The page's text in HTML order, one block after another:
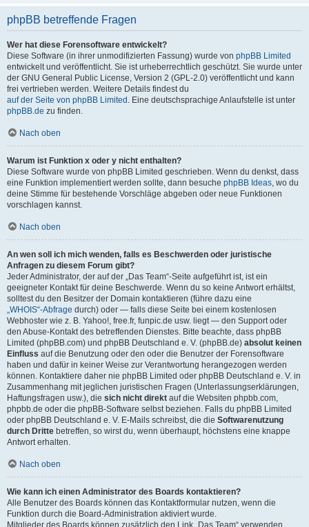
phpBB betreffende Fragen
Wer hat diese Forensoftware entwickelt?
Diese Software (in ihrer unmodifizierten Fassung) wurde von phpBB Limited
entwickelt und veröffentlicht. Sie ist urheberrechtlich geschützt. Sie wurde unter
der GNU General Public License, Version 2 (GPL-2.0) veröffentlicht und kann
frei vertrieben werden. Weitere Details findest du
auf der Seite von phpBB Limited . Eine deutschsprachige Anlaufstelle ist unter
phpBB.de zu finden.
Nach oben
Warum ist Funktion x oder y nicht enthalten?
Diese Software wurde von phpBB Limited geschrieben. Wenn du denkst, dass
eine Funktion implementiert werden sollte, dann besuche phpBB Ideas, wo du
deine Stimme für bestehende Vorschläge abgeben oder neue Funktionen
vorschlagen kannst.
Nach oben
An wen soll ich mich wenden, falls es Beschwerden oder juristische
Anfragen zu diesem Forum gibt?
Jeder Administrator, der auf der „Das Team“-Seite aufgeführt ist, ist ein
geeigneter Kontakt für deine Beschwerde. Wenn du so keine Antwort erhältst,
solltest du den Besitzer der Domain kontaktieren (führe dazu eine
„WHOIS“-Abfrage durch) oder — falls diese Seite bei einem kostenlosen
Webhoster wie z. B. Yahoo!, free.fr, funpic.de usw. liegt — den Support oder
den Abuse-Kontakt des betreffenden Dienstes. Bitte beachte, dass phpBB
Limited (phpBB.com) und phpBB Deutschland e. V. (phpBB.de) absolut keinen
Einfluss auf die Benutzung oder den oder die Benutzer der Forensoftware
haben und dafür in keiner Weise zur Verantwortung herangezogen werden
können. Kontaktiere daher nie phpBB Limited oder phpBB Deutschland e. V. in
Zusammenhang mit jeglichen juristischen Fragen (Unterlassungserklärungen,
Haftungsfragen usw.), die sich nicht direkt auf die Websiten phpbb.com,
phpbb.de oder die phpBB-Software selbst beziehen. Falls du phpBB Limited
oder phpBB Deutschland e. V. E-Mails schreibst, die die Softwarenutzung
durch Dritte betreffen, so wirst du, wenn überhaupt, höchstens eine knappe
Antwort erhalten.
Nach oben
Wie kann ich einen Administrator des Boards kontaktieren?
Alle Benutzer des Boards können das Kontaktformular nutzen, wenn die
Funktion durch die Board-Administration aktiviert wurde.
Mitglieder des Boards können zusätzlich den Link „Das Team“ verwenden.